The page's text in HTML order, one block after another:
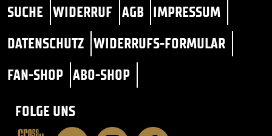
SUCHE WIDERRUF AGB IMPRESSUM
DATENSCHUTZ WIDERRUFS-FORMULAR
FAN-SHOP ABO-SHOP
FOLGE UNS